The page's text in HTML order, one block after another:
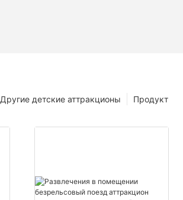
Продукт
Другие детские аттракционы